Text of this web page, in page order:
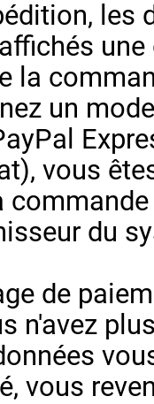
les
la
un
vous
du
de
n'avez
vous